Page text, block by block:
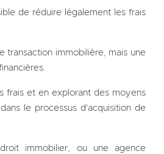
de réduire légalement les frais
transaction immobilière, mais une
frais et en explorant des moyens
le processus d'acquisition de
immobilier, ou une agence